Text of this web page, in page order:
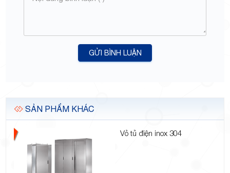
GỬI BÌNH LUẬN
SẢN PHẨM KHÁC
Vỏ tủ điện inox 304